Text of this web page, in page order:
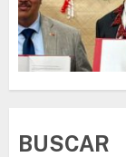
BUSCAR